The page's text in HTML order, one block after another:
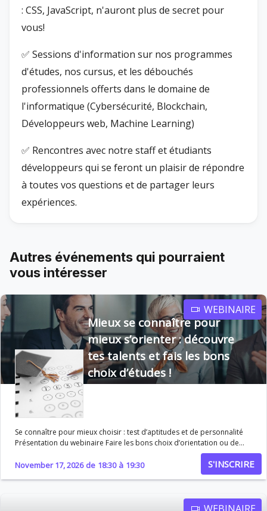
: CSS, JavaScript, n'auront plus de secret pour
vous!
✅ Sessions d'information sur nos programmes
d'études, nos cursus, et les débouchés
professionnels offerts dans le domaine de
l'informatique (Cybersécurité, Blockchain,
Développeurs web, Machine Learning)
✅ Rencontres avec notre staff et étudiants
développeurs qui se feront un plaisir de répondre
à toutes vos questions et de partager leurs
expériences.
Autres événements qui pourraient
vous intéresser
WEBINAIRE
Mieux se connaître pour
mieux s’orienter : découvre
tes talents et fais les bons
choix d’études !
Se connaître pour mieux choisir : test d’aptitudes et de personnalité
Présentation du webinaire Faire les bons choix d’orientation ou de
carrière suppose avant tout de bien se connaître. Pourtant, il est
souvent difficile d’identifier clairement ses compétences, ses
de personnalité, et à utiliser ces résultats pour prendre des décisions
November 17, 2026 de 18:30 à 19:30 S'INSCRIRE